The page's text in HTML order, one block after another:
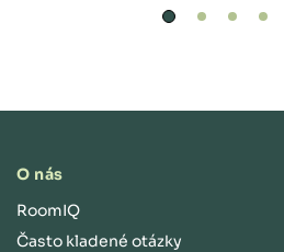
O nás
RoomIQ
Často kladené otázky